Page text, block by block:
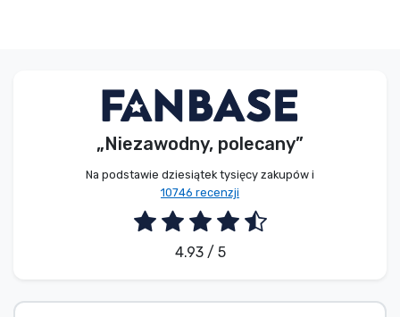
„Niezawodny, polecany”
Na podstawie dziesiątek tysięcy zakupów i
10746 recenzji
4.93 / 5